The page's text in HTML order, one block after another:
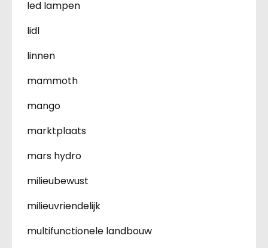
led lampen
lidl
linnen
mammoth
mango
marktplaats
mars hydro
milieubewust
milieuvriendelijk
multifunctionele landbouw